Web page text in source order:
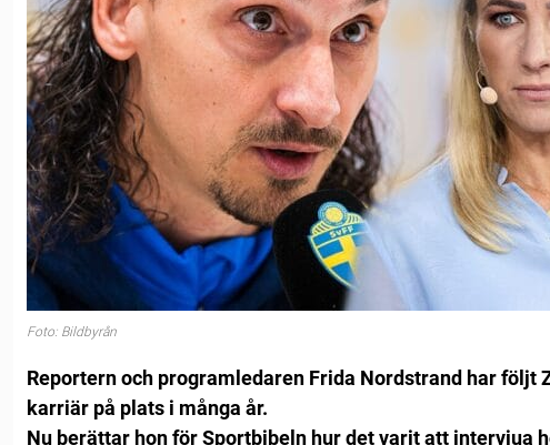
Foto: Bildbyrån
Reportern och programledaren Frida Nordstrand har följt
karriär på plats i många år.
Nu berättar hon för Sportbibeln hur det varit att intervjua